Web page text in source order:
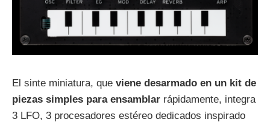
El sinte miniatura, que viene desarmado en un kit de
piezas simples para ensamblar rápidamente, integra
3 LFO, 3 procesadores estéreo dedicados inspirado